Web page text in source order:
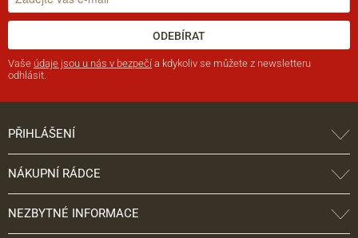
ODEBÍRAT
Vaše údaje jsou u nás v bezpečí a kdykoliv se můžete z newsletteru
odhlásit.
PŘIHLÁŠENÍ
NÁKUPNÍ RÁDCE
NEZBYTNÉ INFORMACE